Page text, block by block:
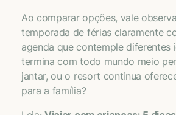
Ao comparar opções, vale
temporada de férias claramente
agenda que contemple diferentes
termina com todo mundo meio
jantar, ou o resort continua
para a família?